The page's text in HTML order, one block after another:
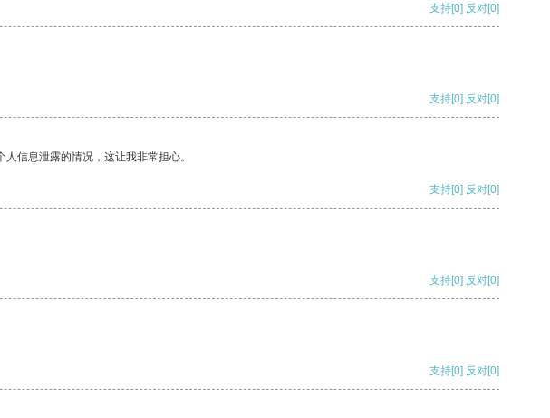
支持[0] 反对[0]
支持[0] 反对[0]
信息泄露的情况，这让我非常担心。
支持[0] 反对[0]
支持[0] 反对[0]
支持[0] 反对[0]